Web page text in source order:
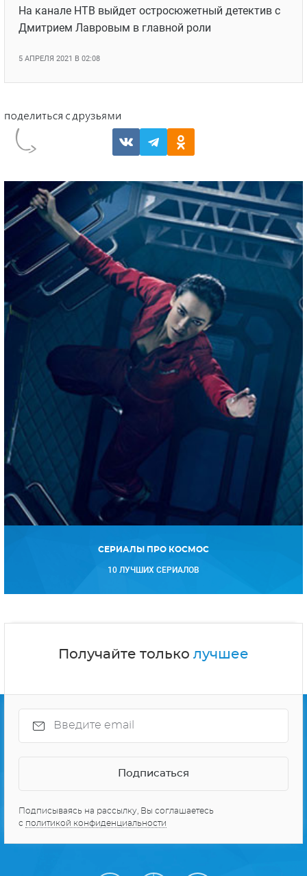
На канале НТВ выйдет остросюжетный детектив с
Дмитрием Лавровым в главной роли
5 АПРЕЛЯ 2021 В 02:08
СЕРИАЛЫ ПРО КОСМОС
10 ЛУЧШИХ СЕРИАЛОВ
Получайте только лучшее
Подписываясь на рассылку, Вы соглашаетесь
с политикой конфиденциальности